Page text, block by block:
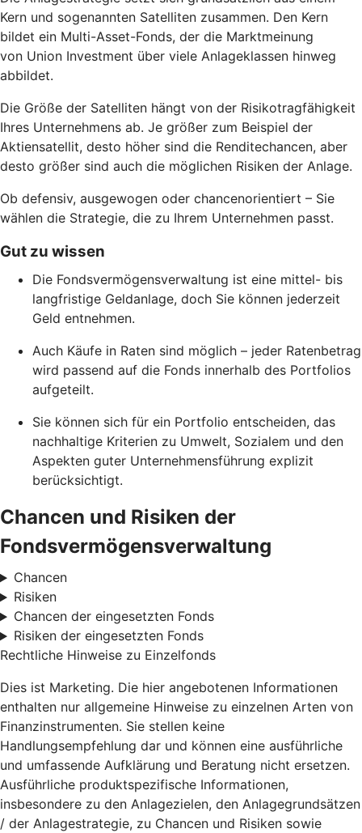
Kern und sogenannten Satelliten zusammen. Den Kern
bildet ein Multi-Asset-Fonds, der die Marktmeinung
von Union Investment über viele Anlageklassen hinweg
abbildet.
Die Größe der Satelliten hängt von der Risikotragfähigkeit
Ihres Unternehmens ab. Je größer zum Beispiel der
Aktiensatellit, desto höher sind die Renditechancen, aber
desto größer sind auch die möglichen Risiken der Anlage.
Ob defensiv, ausgewogen oder chancenorientiert – Sie
wählen die Strategie, die zu Ihrem Unternehmen passt.
Gut zu wissen
Die Fondsvermögensverwaltung ist eine mittel- bis
langfristige Geldanlage, doch Sie können jederzeit
Geld entnehmen.
Auch Käufe in Raten sind möglich – jeder Ratenbetrag
wird passend auf die Fonds innerhalb des Portfolios
aufgeteilt.
Sie können sich für ein Portfolio entscheiden, das
nachhaltige Kriterien zu Umwelt, Sozialem und den
Aspekten guter Unternehmensführung explizit
berücksichtigt.
Chancen und Risiken der
Fondsvermögensverwaltung
Chancen
Risiken
Chancen der eingesetzten Fonds
Risiken der eingesetzten Fonds
Rechtliche Hinweise zu Einzelfonds
Dies ist Marketing. Die hier angebotenen Informationen
enthalten nur allgemeine Hinweise zu einzelnen Arten von
Finanzinstrumenten. Sie stellen keine
Handlungsempfehlung dar und können eine ausführliche
und umfassende Aufklärung und Beratung nicht ersetzen.
Ausführliche produktspezifische Informationen,
insbesondere zu den Anlagezielen, den Anlagegrundsätzen
/ der Anlagestrategie, zu Chancen und Risiken sowie